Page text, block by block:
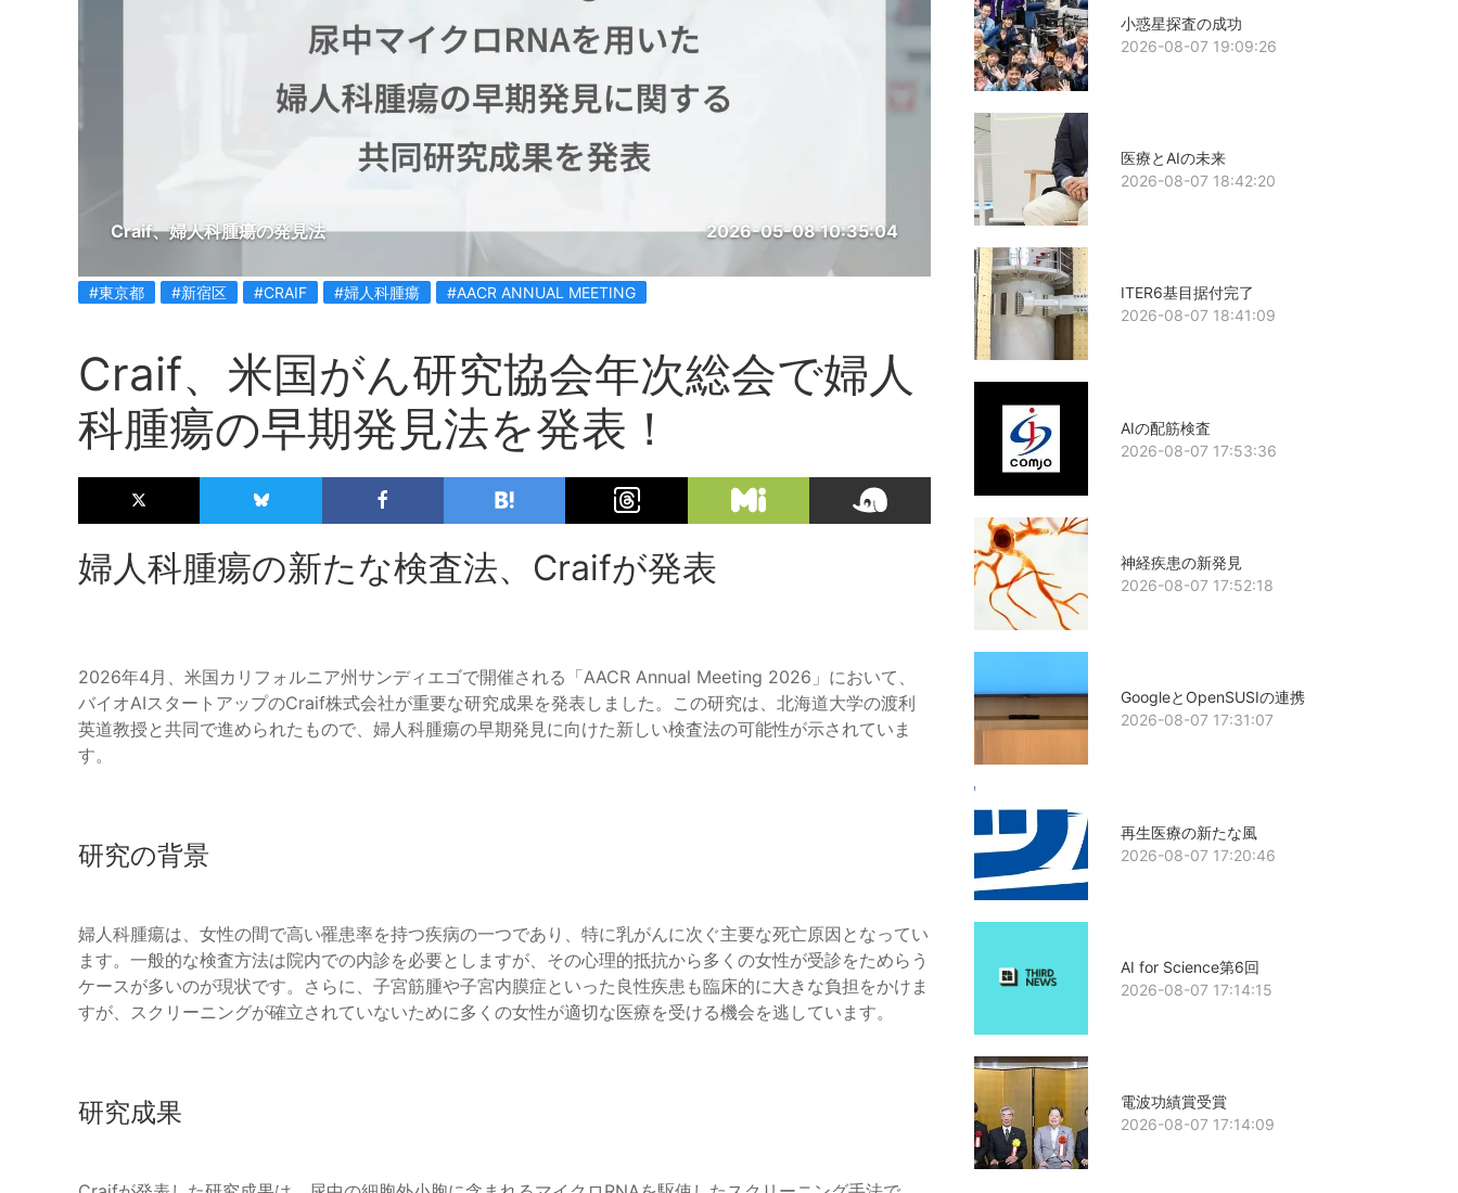
Craif、婦人科腫瘍の発見法 2026-05-08 10:35:04
#東京都 #新宿区 #CRAIF #婦人科腫瘍 #AACR ANNUAL MEETING
Craif、米国がん研究協会年次総会で婦人
科腫瘍の早期発見法を発表！
婦人科腫瘍の新たな検査法、Craifが発表
2026年4月、米国カリフォルニア州サンディエゴで開催される「AACR Annual Meeting 2026」において、
バイオAIスタートアップのCraif株式会社が重要な研究成果を発表しました。この研究は、北海道大学の渡利
英道教授と共同で進められたもので、婦人科腫瘍の早期発見に向けた新しい検査法の可能性が示されていま
す。
研究の背景
婦人科腫瘍は、女性の間で高い罹患率を持つ疾病の一つであり、特に乳がんに次ぐ主要な死亡原因となってい
ます。一般的な検査方法は院内での内診を必要としますが、その心理的抵抗から多くの女性が受診をためらう
ケースが多いのが現状です。さらに、子宮筋腫や子宮内膜症といった良性疾患も臨床的に大きな負担をかけま
すが、スクリーニングが確立されていないために多くの女性が適切な医療を受ける機会を逃しています。
研究成果
小惑星探査の成功
2026-08-07 19:09:26
医療とAIの未来
2026-08-07 18:42:20
ITER6基目据付完了
2026-08-07 18:41:09
AIの配筋検査
2026-08-07 17:53:36
神経疾患の新発見
2026-08-07 17:52:18
GoogleとOpenSUSIの連携
2026-08-07 17:31:07
再生医療の新たな風
2026-08-07 17:20:46
AI for Science第6回
2026-08-07 17:14:15
電波功績賞受賞
2026-08-07 17:14:09